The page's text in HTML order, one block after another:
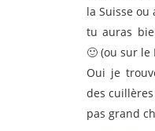
la Suisse ou
tu auras
🙂 (ou sur le
Oui je
des
pas grand